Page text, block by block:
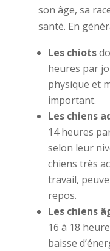
son âge, sa
santé. En
Les chiots
heures par
physique et
important.
Les chiens
14 heures
selon leur
chiens très
travail,
repos.
Les chiens
16 à 18
baisse